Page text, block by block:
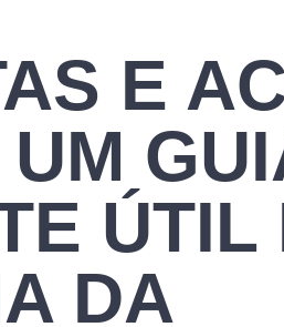
E
ÚTIL
DA